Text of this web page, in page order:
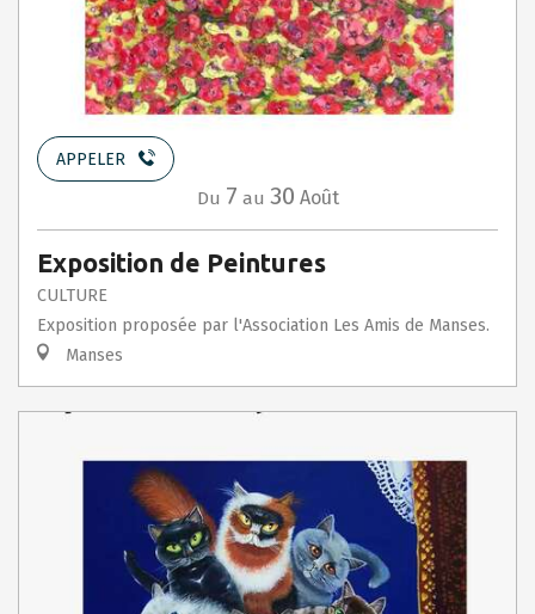
APPELER
Du 7 au 30 Août
Exposition de Peintures
CULTURE
Exposition proposée par l'Association Les Amis de Manses.
Manses